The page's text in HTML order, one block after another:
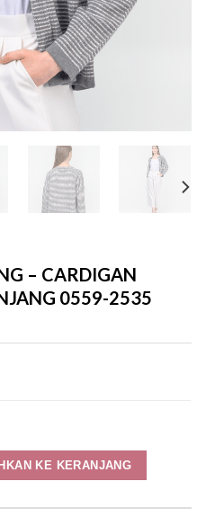
– CARDIGAN
0559-2535
KE KERANJANG